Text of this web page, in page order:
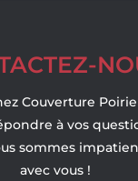
Couverture
à vos
sommes
avec vous !